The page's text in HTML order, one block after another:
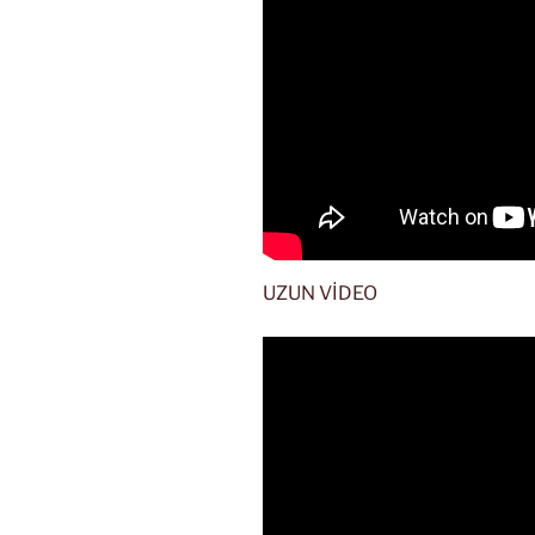
UZUN VİDEO